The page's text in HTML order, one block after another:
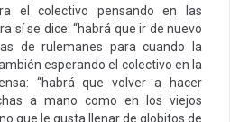
el colectivo pensando en las
sí se dice: “habrá que ir de nuevo
de rulemanes para cuando la
esperando el colectivo en la
“habrá que volver a hacer
a mano como en los viejos
que le gusta llenar de globitos de